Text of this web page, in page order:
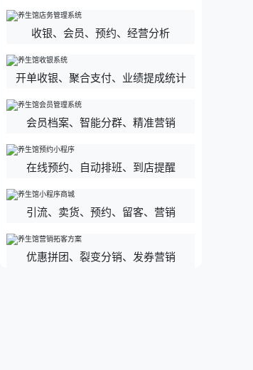
收银、会员、预约、经营分析
开单收银、聚合支付、业绩提成统计
会员档案、智能分群、精准营销
在线预约、自动排班、到店提醒
引流、卖货、预约、留客、营销
优惠拼团、裂变分销、发券营销